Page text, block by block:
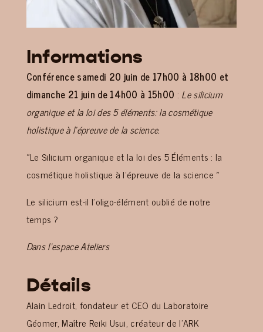
Informations
Conférence samedi 20 juin de 17h00 à 18h00 et
dimanche 21 juin de 14h00 à 15h00 : Le silicium
organique et la loi des 5 éléments: la cosmétique
holistique à l’épreuve de la science.
«Le Silicium organique et la loi des 5 Éléments : la
cosmétique holistique à l’épreuve de la science »
Le silicium est-il l’oligo-élément oublié de notre
temps ?
Dans l’espace Ateliers
Détails
Alain Ledroit, fondateur et CEO du Laboratoire
Géomer, Maître Reiki Usui, créateur de l’ARK